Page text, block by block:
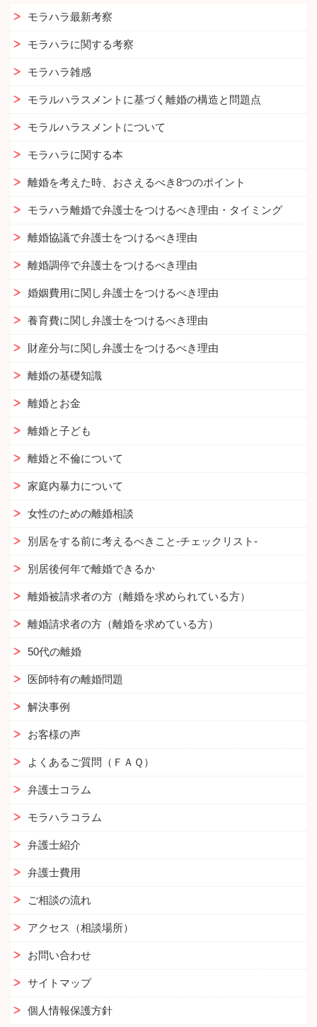
モラハラ最新考察
モラハラに関する考察
モラハラ雑感
モラルハラスメントに基づく離婚の構造と問題点
モラルハラスメントについて
モラハラに関する本
離婚を考えた時、おさえるべき8つのポイント
モラハラ離婚で弁護士をつけるべき理由・タイミング
離婚協議で弁護士をつけるべき理由
離婚調停で弁護士をつけるべき理由
婚姻費用に関し弁護士をつけるべき理由
養育費に関し弁護士をつけるべき理由
財産分与に関し弁護士をつけるべき理由
離婚の基礎知識
離婚とお金
離婚と子ども
離婚と不倫について
家庭内暴力について
女性のための離婚相談
別居をする前に考えるべきこと-チェックリスト-
別居後何年で離婚できるか
離婚被請求者の方（離婚を求められている方）
離婚請求者の方（離婚を求めている方）
50代の離婚
医師特有の離婚問題
解決事例
お客様の声
よくあるご質問（ＦＡＱ）
弁護士コラム
モラハラコラム
弁護士紹介
弁護士費用
ご相談の流れ
アクセス（相談場所）
お問い合わせ
サイトマップ
個人情報保護方針